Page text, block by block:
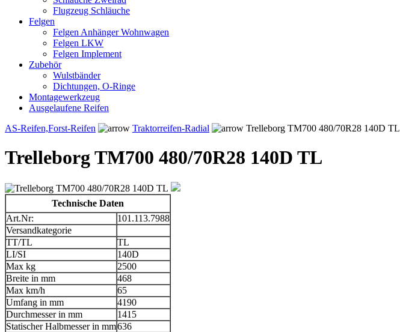
Flugzeug Schläuche
Felgen
Felgen Anhänger Wohnwagen
Felgen LKW
Felgen Implement
Zubehör
Wulstbänder
Dichtungen, O-Ringe
Montagewerkzeug
Ausgelaufene Reifen
AS-Reifen,Forst-Reifen
Traktorreifen-Radial Trelleborg TM700 480/70R28 140D TL
Trelleborg TM700 480/70R28 140D TL
Technische Daten
Art.Nr:
101.113.7988
Versandkategorie
TT/TL
TL
LI/SI
140D
Max kg
2500
Breite in mm
468
Max km/h
65
Umfang in mm
4190
Durchmesser in mm
1415
Statischer Halbmesser in mm636